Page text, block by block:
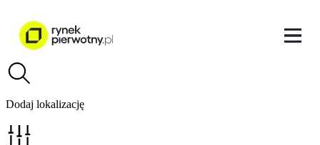
Dodaj lokalizację